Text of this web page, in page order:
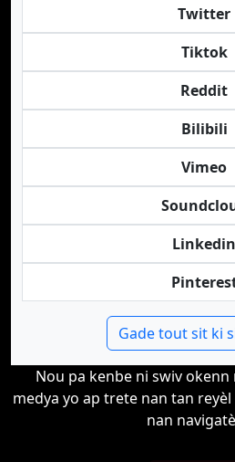
Twitter
Tiktok
Reddit
Bilibili
Vimeo
Linkedin
Gade tout sit ki
Nou pa kenbe ni swiv
medya yo ap trete nan tan
nan